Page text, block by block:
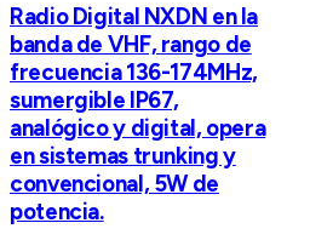
Radio Digital NXDN en la
banda de VHF, rango de
frecuencia 136-174MHz,
sumergible IP67,
analógico y digital, opera
en sistemas trunking y
convencional, 5W de
potencia.